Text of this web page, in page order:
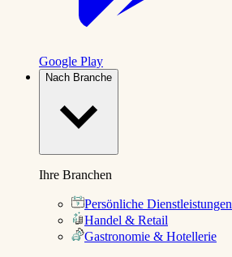
Google Play
Nach Branche
Ihre Branchen
Persönliche Dienstleistungen
Handel & Retail
Gastronomie & Hotellerie